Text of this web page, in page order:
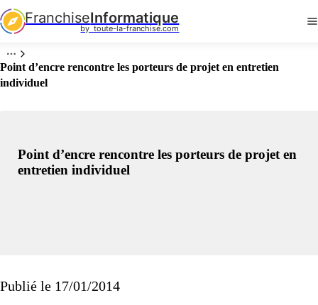
FranchiseInformatique
by  toute-la-franchise.com
Point d’encre rencontre les porteurs de projet en entretien
individuel
Point d’encre rencontre les porteurs de projet en
entretien individuel
Publié le 17/01/2014